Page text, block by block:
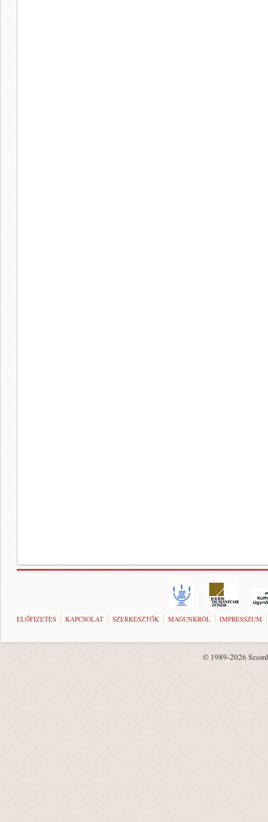
ELŐFIZETÉS KAPCSOLAT SZERKESZTŐK MAGUNKRÓL IMPRESSZUM
© 1989-2026